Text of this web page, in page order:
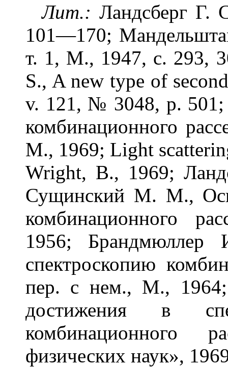
Лит.: Ландсберг Г.
101—170;
т. 1, М., 1947, с. 293,
S., A new type of
v. 121, № 3048, p.
комбинационного
М., 1969; Light
Wright, B., 1969;
Сущинский М. М.,
комбинационного
1956;
спектроскопию
пер. с нем., М.,
достижения в
комбинационного
физических наук»,